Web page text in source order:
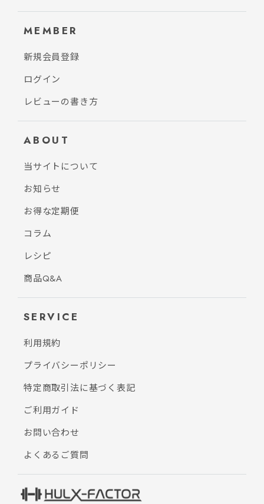
MEMBER
新規会員登録
ログイン
レビューの書き方
ABOUT
当サイトについて
お知らせ
お得な定期便
コラム
レシピ
商品Q&A
SERVICE
利用規約
プライバシーポリシー
特定商取引法に基づく表記
ご利用ガイド
お問い合わせ
よくあるご質問